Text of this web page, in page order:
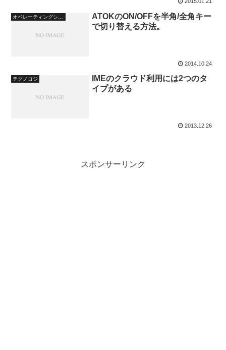
ATOKのON/OFFを半角/全角キー
で切り替える方法。
2014.10.24
テクノロジ
IMEのクラウド利用には2つのタ
イプがある
2013.12.26
スポンサーリンク